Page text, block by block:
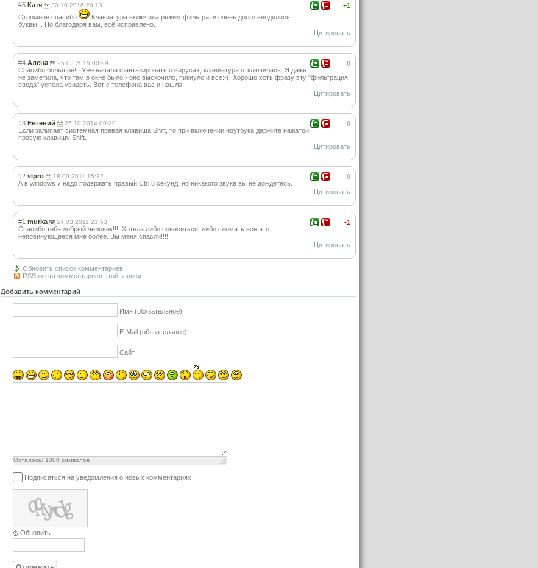
+1
#5 Катя 30.10.2016 20:13
Огромное спасибо
Клавиатура включила режим фильтра, и очень долго вводились
буквы... Но благодаря вам, всё исправлено.
Цитировать
0
#4 Алена 25.03.2015 00:29
Спасибо большое!!! Уже начала фантазировать о вирусах, клавиатура отключилась. Я даже
не заметила, что там в окне было - оно выскочило, пикнуло и все:-(. Хорошо хоть фразу эту "фильтрация
ввода" успела увидеть. Вот с телефона вас и нашла.
Цитировать
0
#3 Евгений 25.10.2014 09:39
Если залипает системная правая клавиша Shift, то при включении ноутбука держите нажатой
правую клавишу Shift.
Цитировать
0
#2 vlpro 18.09.2011 15:32
А в windows 7 надо подержать правый Ctrl 8 секунд, но никакого звука вы не дождетесь.
Цитировать
-1
#1 murka 14.03.2011 21:53
Спасибо тебе добрый человек!!!! Хотела либо повеситься, либо сломать все это
неповинующееся мне более. Вы меня спасли!!!!
Цитировать
Обновить список комментариев
RSS лента комментариев этой записи
Добавить комментарий
Имя (обязательное)
E-Mail (обязательное)
Сайт
Осталось: 1000 символов
Подписаться на уведомления о новых комментариях
Обновить